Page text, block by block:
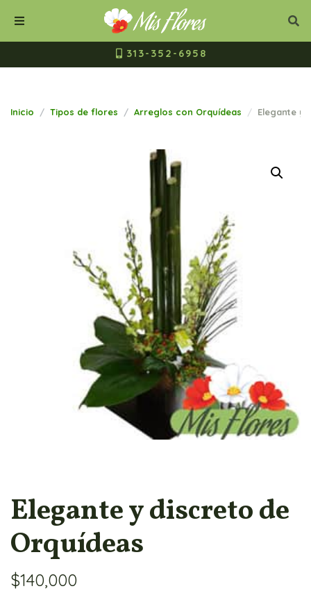
Cerrar
Buscar
313-352-6958
Inicio Tipos de flores Arreglos con Orquídeas Elegante y
Elegante y discreto de
Orquídeas
$140,000